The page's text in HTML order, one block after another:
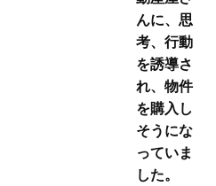
んに、思
考、行動
を誘導さ
れ、物件
を購入し
そうにな
っていま
した。